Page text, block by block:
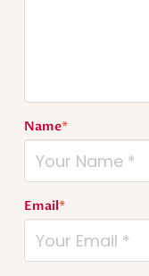
Name*
Email*